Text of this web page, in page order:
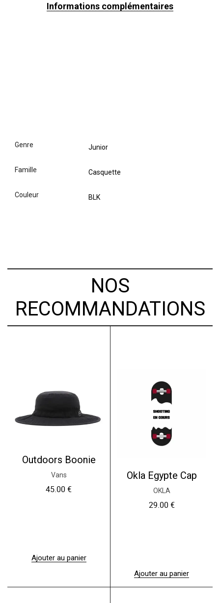
Informations complémentaires
genre Junior
famille Casquette
couleur BLK
NOS
RECOMMANDATIONS
Outdoors Boonie
Vans
45.00 €
Ajouter au panier
Okla Egypte Cap
OKLA
29.00 €
Ajouter au panier